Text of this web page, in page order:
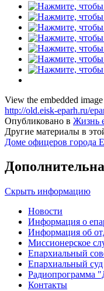
View the embedded
http://old.eisk-eparh.ru/
Опубликовано в Жизнь
Другие материалы в
Доме офицеров города
Скрыть информацию
Новости
Информация о
Информация об
Миссионерское
Епархиальный
Епархиальный суд
Радиопрограмма
Контакты